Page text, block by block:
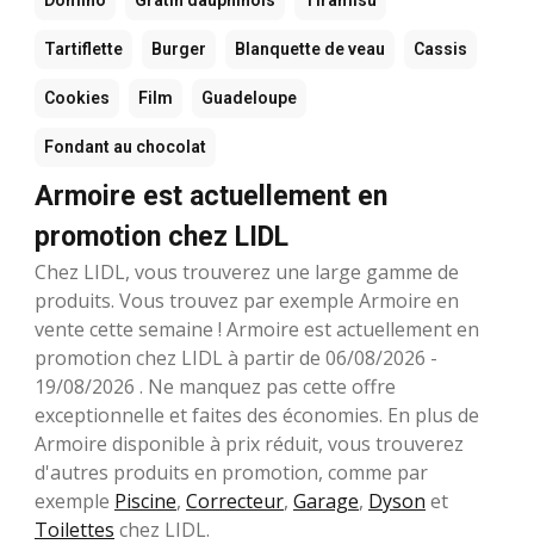
Tartiflette Burger Blanquette de veau Cassis
Cookies Film Guadeloupe
Fondant au chocolat
Armoire est actuellement en
promotion chez LIDL
Chez LIDL, vous trouverez une large gamme de
produits. Vous trouvez par exemple Armoire en
vente cette semaine ! Armoire est actuellement en
promotion chez LIDL à partir de 06/08/2026 -
19/08/2026 . Ne manquez pas cette offre
exceptionnelle et faites des économies. En plus de
Armoire disponible à prix réduit, vous trouverez
d'autres produits en promotion, comme par
exemple Piscine, Correcteur, Garage, Dyson et
Toilettes chez LIDL.